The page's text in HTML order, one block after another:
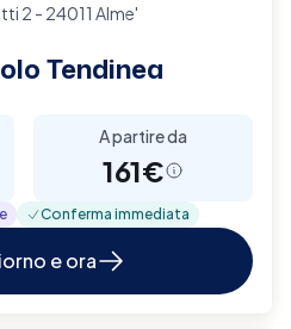
2 - 24011 Alme'
Tendinea
A partire da
161€
Conferma immediata
e ora